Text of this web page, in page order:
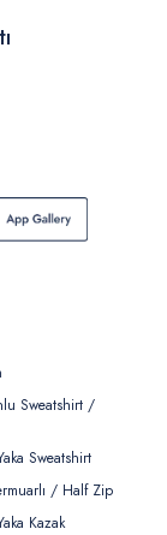
Sweatshirt /
Sweatshirt
/ Half Zip
Kazak